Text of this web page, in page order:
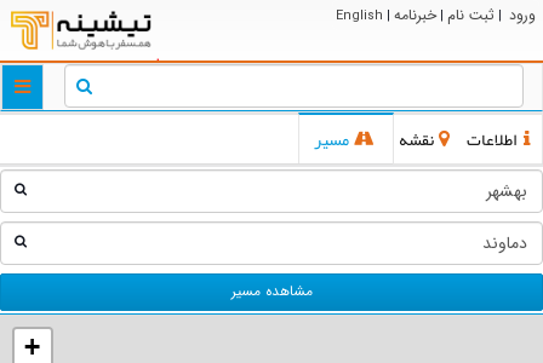
ورود | ثبت نام | خبرنامه |
English
اطلاعات نقشه مسیر
مشاهده مسیر
+